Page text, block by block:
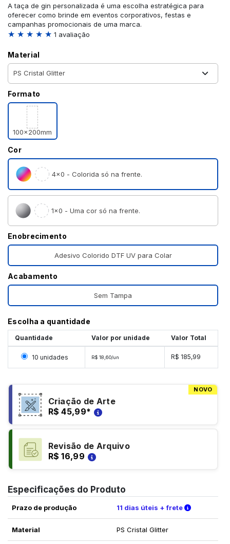
A taça de gin personalizada é uma escolha estratégica para
oferecer como brinde em eventos corporativos, festas e
campanhas promocionais de uma marca.
★ ★ ★ ★ ★ 1 avaliação
Material
Formato
100x200mm
Cor
4×0 - Colorida só na frente.
1×0 - Uma cor só na frente.
Enobrecimento
Adesivo Colorido DTF UV para Colar
Acabamento
Sem Tampa
Escolha a quantidade
Quantidade Valor por unidade Valor Total
Selecionar 10 unidades
10 unidades R$ 18,60/un R$ 185,99
NOVO
Criação de Arte
R$ 45,99*
Revisão de Arquivo
R$ 16,99
Especificações do Produto
Prazo de produção 11 dias úteis + frete Verifique
Material PS Cristal Glitter